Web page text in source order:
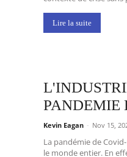
Lire la suite
PANDEMIE
Kevin Eagan - Nov 15,
La pandémie de
le monde entier. En